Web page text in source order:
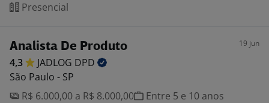
Presencial
Analista De Produto 19 jun
4,3 JADLOG DPD
São Paulo - SP
R$ 6.000,00 a R$ 8.000,00
Entre 5 e 10 anos